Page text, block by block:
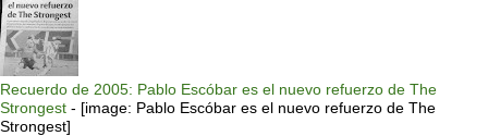
Recuerdo de 2005: Pablo Escóbar es el nuevo refuerzo de The
Strongest - [image: Pablo Escóbar es el nuevo refuerzo de The
Strongest]